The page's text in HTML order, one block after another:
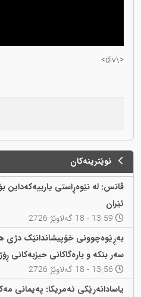
<\div>
نوێترینەکان
ڤانس: لە نێوەڕاستی یارییەکەداین
ئێران
بەڕێوەچوونی خۆپیشاندانێک دژی
سەر بنکە و بارەگاکانی حیزبەکانی
یاسادانەرێکی ئەمریکا: پەیمانی